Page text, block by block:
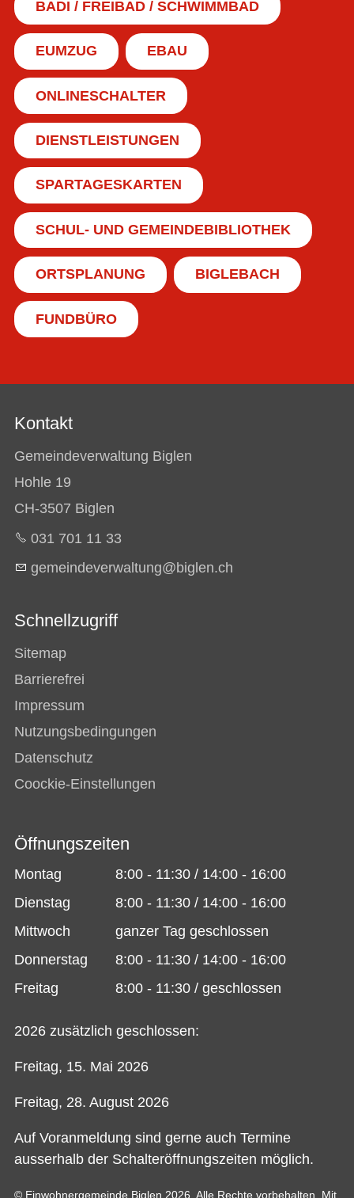
BADI / FREIBAD / SCHWIMMBAD
EUMZUG EBAU
ONLINESCHALTER
DIENSTLEISTUNGEN
SPARTAGESKARTEN
SCHUL- UND GEMEINDEBIBLIOTHEK
ORTSPLANUNG BIGLEBACH
FUNDBÜRO
Kontakt
Gemeindeverwaltung Biglen
Hohle 19
CH-3507 Biglen
031 701 11 33
g m nd v rw lt ng b gl n ch
Schnellzugriff
Sitemap
Barrierefrei
Impressum
Nutzungsbedingungen
Datenschutz
Coockie-Einstellungen
Öffnungszeiten
Montag
8:00 - 11:30 / 14:00 - 16:00
Dienstag
8:00 - 11:30 / 14:00 - 16:00
Mittwoch
ganzer Tag geschlossen
Donnerstag
8:00 - 11:30 / 14:00 - 16:00
Freitag
8:00 - 11:30 / geschlossen
2026 zusätzlich geschlossen:
Freitag, 15. Mai 2026
Freitag, 28. August 2026
Auf Voranmeldung sind gerne auch Termine
ausserhalb der Schalteröffnungszeiten möglich.
© Einwohnergemeinde Biglen 2026. Alle Rechte vorbehalten. Mit